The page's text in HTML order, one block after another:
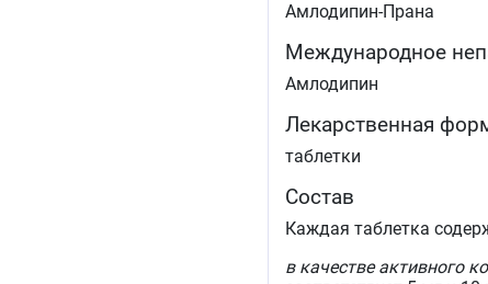
Амлодипин-Прана
Международное
Амлодипин
Лекарственная
таблетки
Состав
Каждая таблетка
в качестве активного